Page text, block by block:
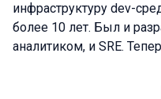
инфраструктуру dev-
более 10 лет. Был и
аналитиком, и SRE.